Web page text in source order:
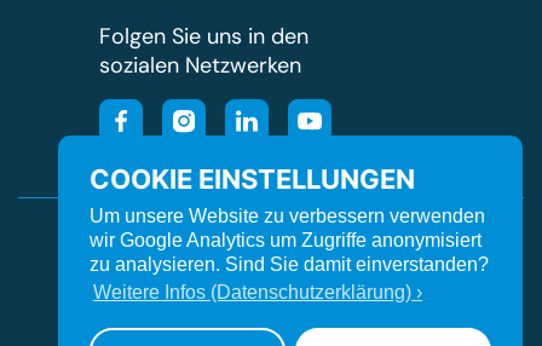
COOKIE EINSTELLUNGEN
Um unsere Website zu verbessern verwenden
wir Google Analytics um Zugriffe anonymisiert
zu analysieren. Sind Sie damit einverstanden?
Weitere Infos (Datenschutzerklärung) ›
Folgen Sie uns in den
sozialen Netzwerken
Cookie Einstellungen Kontakt
Impressum
Datenschutz
Barrierefreiheit Orgavision